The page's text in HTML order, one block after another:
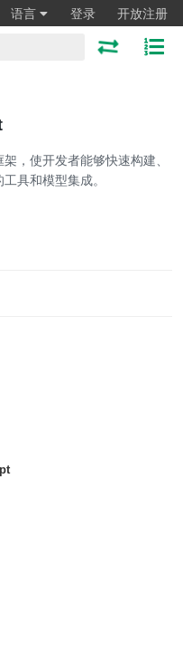
语言 登录 开放注册
，使开发者能够快速构建、
具和模型集成。